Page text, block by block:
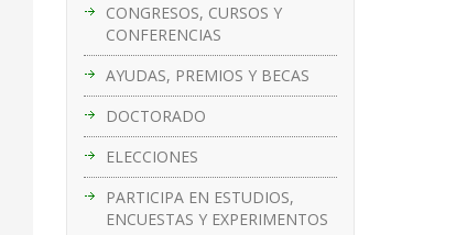
CONGRESOS, CURSOS Y
CONFERENCIAS
AYUDAS, PREMIOS Y BECAS
DOCTORADO
ELECCIONES
PARTICIPA EN ESTUDIOS,
ENCUESTAS Y EXPERIMENTOS